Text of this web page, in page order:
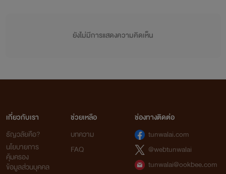
ยังไม่มีการแสดงความคิดเห็น
เกี่ยวกับเรา
ธัญวลัยคือ?
นโยบายการ
คุ้มครอง
ข้อมูลส่วนบุคคล
ช่วยเหลือ
บทความ
FAQ
ช่องทางติดต่อ
tunwalai.com
@webtunwalai
tunwalai@ookbee.com